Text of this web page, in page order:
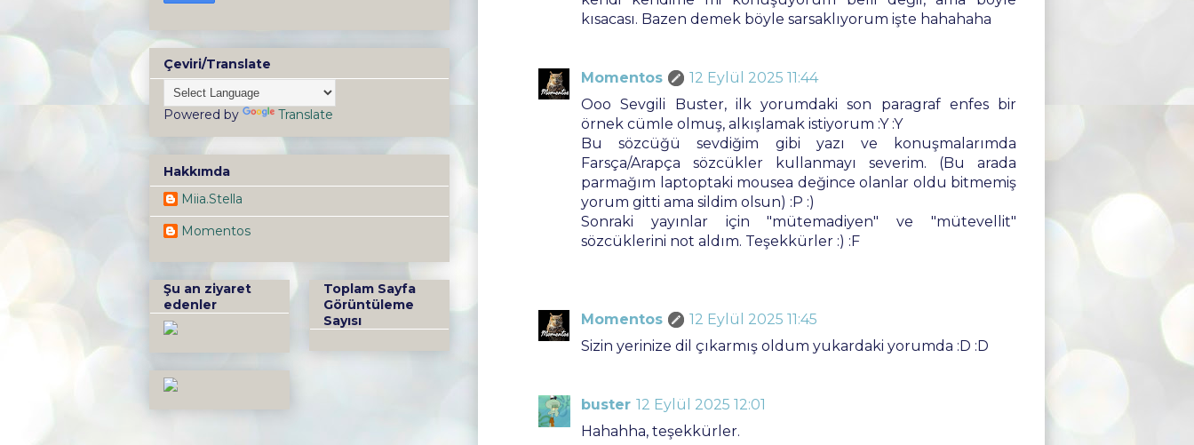
kısacası. Bazen demek böyle sarsaklıyorum işte hahahaha
Momentos
12 Eylül 2025 11:44
Ooo Sevgili Buster, ilk yorumdaki son paragraf enfes bir
örnek cümle olmuş, alkışlamak istiyorum :Y :Y
Bu sözcüğü sevdiğim gibi yazı ve konuşmalarımda
Farsça/Arapça sözcükler kullanmayı severim. (Bu arada
parmağım laptoptaki mousea değince olanlar oldu bitmemiş
yorum gitti ama sildim olsun) :P :)
Sonraki yayınlar için "mütemadiyen" ve "mütevellit"
sözcüklerini not aldım. Teşekkürler :) :F
Momentos
12 Eylül 2025 11:45
Sizin yerinize dil çıkarmış oldum yukardaki yorumda :D :D
buster 12 Eylül 2025 12:01
Hahahha, teşekkürler.
Çeviri/Translate
Powered by Translate
Hakkımda
Miia.Stella
Momentos
Şu an ziyaret
edenler
Toplam Sayfa
Görüntüleme
Sayısı